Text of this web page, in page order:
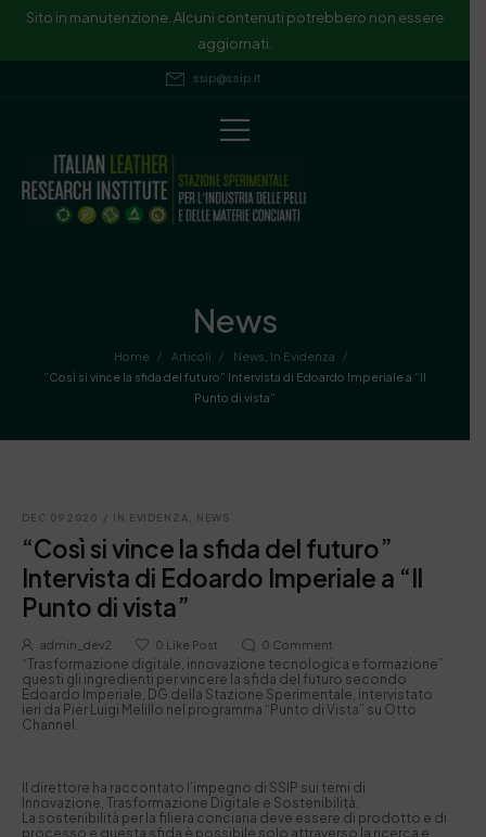
Sito in manutenzione. Alcuni contenuti potrebbero non essere
aggiornati.
ssip@ssip.it
News
Home / Articoli / News In Evidenza
/
“Così si vince la sfida del futuro” Intervista di Edoardo Imperiale a “Il
Punto di vista”
DEC 09 2020 / IN EVIDENZA, NEWS
“Così si vince la sfida del futuro”
Intervista di Edoardo Imperiale a “Il
Punto di vista”
admin_dev2 0 Like Post 0 Comment
“Trasformazione digitale, innovazione tecnologica e formazione”
questi gli ingredienti per vincere la sfida del futuro secondo
Edoardo Imperiale, DG della Stazione Sperimentale, intervistato
ieri da Pier Luigi Melillo nel programma “Punto di Vista” su Otto
Channel.
Il direttore ha raccontato l’impegno di SSIP sui temi di
Innovazione, Trasformazione Digitale e Sostenibilità.
La sostenibilità per la filiera conciaria deve essere di prodotto e di
processo e questa sfida è possibile solo attraverso la ricerca e